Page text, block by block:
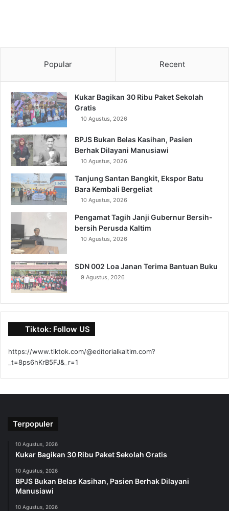
Popular Recent
Kukar Bagikan 30 Ribu Paket Sekolah
Gratis
10 Agustus, 2026
BPJS Bukan Belas Kasihan, Pasien
Berhak Dilayani Manusiawi
10 Agustus, 2026
Tanjung Santan Bangkit, Ekspor Batu
Bara Kembali Bergeliat
10 Agustus, 2026
Pengamat Tagih Janji Gubernur Bersih-
bersih Perusda Kaltim
10 Agustus, 2026
SDN 002 Loa Janan Terima Bantuan Buku
9 Agustus, 2026
Tiktok: Follow US
https://www.tiktok.com/@editorialkaltim.com?
_t=8ps6hKrB5FJ&_r=1
Terpopuler
10 Agustus, 2026
Kukar Bagikan 30 Ribu Paket Sekolah Gratis
10 Agustus, 2026
BPJS Bukan Belas Kasihan, Pasien Berhak Dilayani
Manusiawi
10 Agustus, 2026